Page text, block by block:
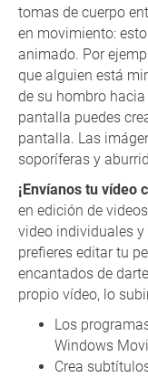
tomas de cuerpo
en movimiento:
animado. Por
que alguien está
de su hombro
pantalla puedes
pantalla. Las
soporíferas y
¡Envíanos tu vídeo
en edición de
video individuales y
prefieres editar tu
encantados de
propio vídeo, lo
Los
Windows
Crea